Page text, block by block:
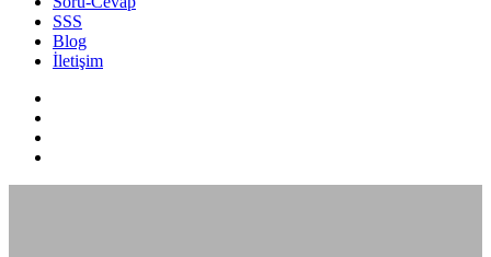
SSS
Blog
İletişim